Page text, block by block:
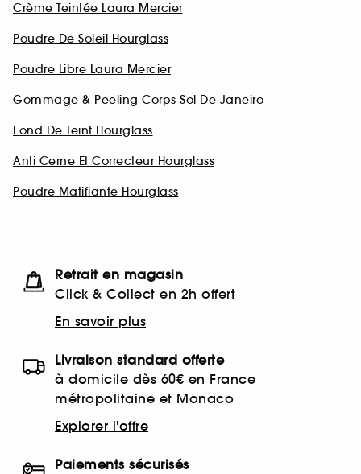
Crème Teintée Laura Mercier
Poudre De Soleil Hourglass
Poudre Libre Laura Mercier
Gommage & Peeling Corps Sol De Janeiro
Fond De Teint Hourglass
Anti Cerne Et Correcteur Hourglass
Poudre Matifiante Hourglass
Retrait en magasin
Click & Collect en 2h offert
En savoir plus
Livraison standard offerte
à domicile dès 60€ en France
métropolitaine et Monaco
Explorer l'offre
Paiements sécurisés